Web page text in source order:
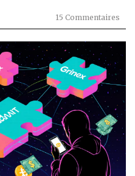
15 Commentaires